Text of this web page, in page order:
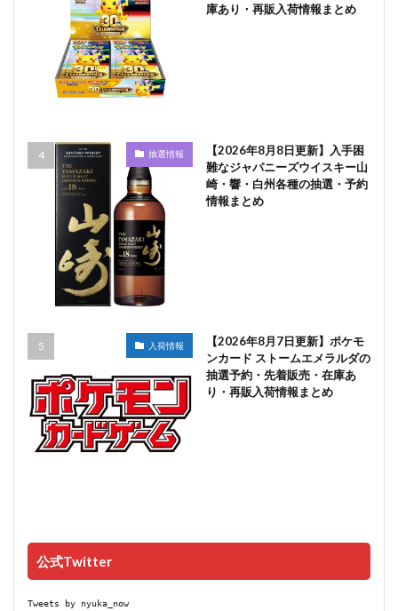
庫あり・再販入荷情報まとめ
抽選情報
【2026年8月8日更新】入手困
難なジャパニーズウイスキー山
崎・響・白州各種の抽選・予約
情報まとめ
入荷情報
【2026年8月7日更新】ポケモ
ンカード ストームエメラルダの
抽選予約・先着販売・在庫あ
り・再販入荷情報まとめ
公式Twitter
Tweets by nyuka_now